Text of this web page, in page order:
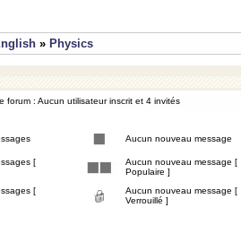
» Physics
forum : Aucun utilisateur inscrit et 4 invités
Aucun nouveau message
[
Aucun nouveau message [
Populaire ]
[
Aucun nouveau message [
Verrouillé ]